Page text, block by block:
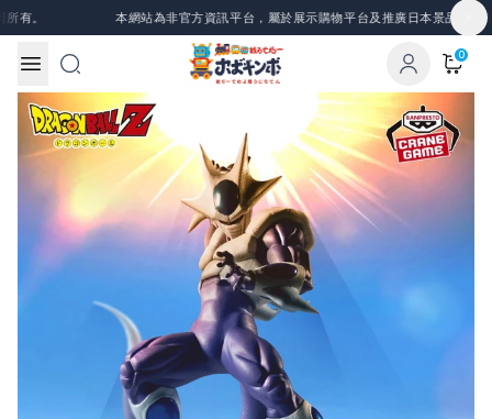
Skip to content
。 本網站為非官方資訊平台，屬於展示購物平台及推廣日本景品、一番
0